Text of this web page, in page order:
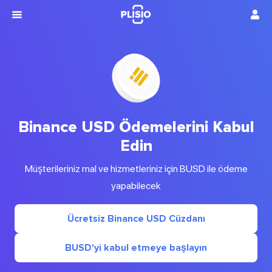
Binance USD Ödemelerini Kabul
Edin
Müşterileriniz mal ve hizmetleriniz için BUSD ile ödeme
yapabilecek
Ücretsiz Binance USD Cüzdanı
BUSD'yi kabul etmeye başlayın